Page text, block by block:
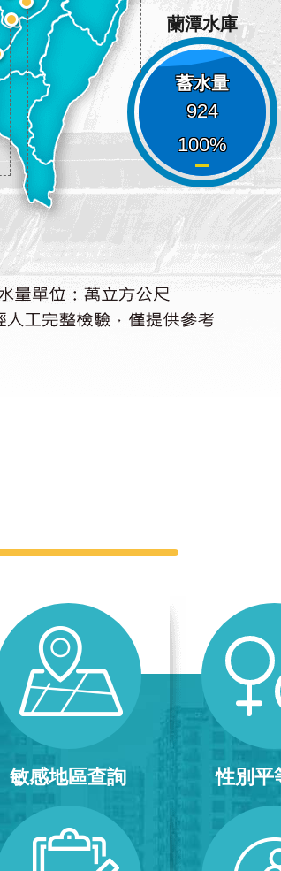
蘭潭水庫
蓄水量
924
100
敏感地區查詢 性別平